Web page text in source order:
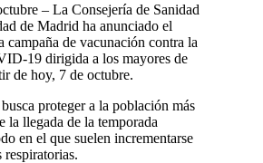
– La Consejería de Sanidad
de Madrid ha anunciado el
campaña de vacunación contra la
19 dirigida a los mayores de
de hoy, 7 de octubre.
proteger a la población más
la llegada de la temporada
en el que suelen incrementarse
respiratorias.